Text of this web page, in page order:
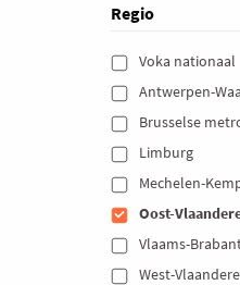
Regio
Voka nationaal
Antwerpen-
Brusselse
Limburg
Mechelen-
Oost-
Vlaams-
West-